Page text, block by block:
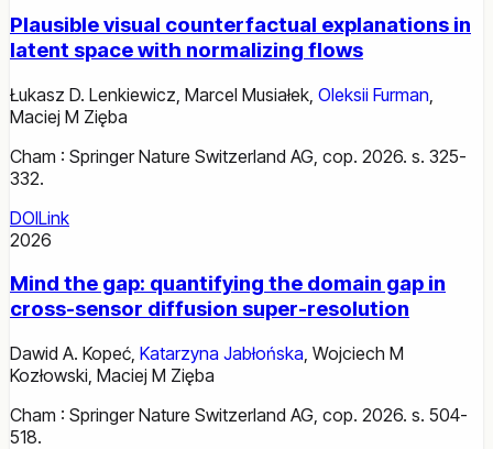
Plausible visual counterfactual explanations in
latent space with normalizing flows
Łukasz D. Lenkiewicz Marcel Musiałek Oleksii Furman
Maciej M Zięba
Cham : Springer Nature Switzerland AG, cop. 2026. s. 325-
332.
DOILink
2026
Mind the gap: quantifying the domain gap in
cross-sensor diffusion super-resolution
Dawid A. Kopeć Katarzyna Jabłońska Wojciech M
Kozłowski Maciej M Zięba
Cham : Springer Nature Switzerland AG, cop. 2026. s. 504-
518.